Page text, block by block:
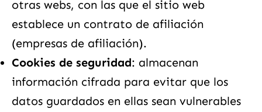
otras webs, con las que el sitio web
establece un contrato de afiliación
(empresas de afiliación).
Cookies de seguridad: almacenan
información cifrada para evitar que los
datos guardados en ellas sean vulnerables